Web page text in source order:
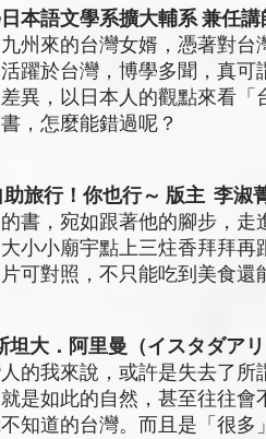
日本語文學系擴大輔系 兼任
來的台灣女婿，憑著對台
躍於台灣，博學多聞，真
異，以日本人的觀點來看
，怎麼能錯過呢？
助旅行！你也行～ 版主 李淑
，宛如跟著他的腳步，走
小小廟宇點上三炷香拜拜
可對照，不只能吃到美食
坦大．阿里曼（イスタダア
我來說，或許是失去了所
是如此的自然，甚至往往
知道的台灣。而且是「很多